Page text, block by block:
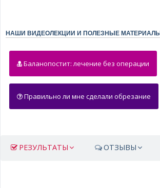
НАШИ ВИДЕОЛЕКЦИИ И ПОЛЕЗНЫЕ МАТЕРИАЛЫ
Баланопостит:лечение без операции
Правильно ли мне сделали обрезание
РЕЗУЛЬТАТЫ ОТЗЫВЫ